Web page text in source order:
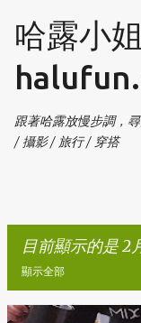
哈露小
跟著哈露放慢步調，
/ 攝影 / 旅行 / 穿搭
目前顯示的是 2
顯示全部